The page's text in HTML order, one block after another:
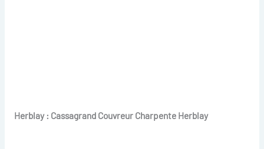
Herblay : Cassagrand Couvreur Charpente Herblay